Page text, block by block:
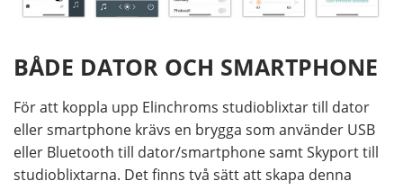
BÅDE DATOR OCH SMARTPHONE
För att koppla upp Elinchroms studioblixtar till dator
eller smartphone krävs en brygga som använder USB
eller Bluetooth till dator/smartphone samt Skyport till
studioblixtarna. Det finns två sätt att skapa denna